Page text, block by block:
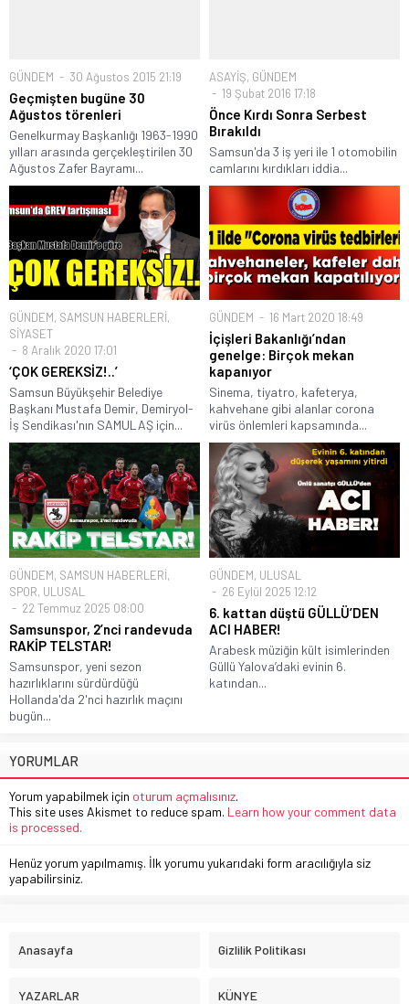
GÜNDEM 30 Ağustos 2015 21:19
Geçmişten bugüne 30
Ağustos törenleri
Genelkurmay Başkanlığı 1963-1990
yılları arasında gerçekleştirilen 30
Ağustos Zafer Bayramı...
ASAYİŞ, GÜNDEM
19 Şubat 2016 17:18
Önce Kırdı Sonra Serbest
Bırakıldı
Samsun'da 3 iş yeri ile 1 otomobilin
camlarını kırdıkları iddia...
GÜNDEM, SAMSUN HABERLERİ,
SİYASET
8 Aralık 2020 17:01
‘ÇOK GEREKSİZ!..’
Samsun Büyükşehir Belediye
Başkanı Mustafa Demir, Demiryol-
İş Sendikası'nın SAMULAŞ için...
GÜNDEM 16 Mart 2020 18:49
İçişleri Bakanlığı’ndan
genelge: Birçok mekan
kapanıyor
Sinema, tiyatro, kafeterya,
kahvehane gibi alanlar corona
virüs önlemleri kapsamında...
GÜNDEM, SAMSUN HABERLERİ,
SPOR, ULUSAL
22 Temmuz 2025 08:00
Samsunspor, 2’nci randevuda
RAKİP TELSTAR!
Samsunspor, yeni sezon
hazırlıklarını sürdürdüğü
Hollanda'da 2'nci hazırlık maçını
bugün...
GÜNDEM, ULUSAL
26 Eylül 2025 12:12
6. kattan düştü GÜLLÜ’DEN
ACI HABER!
Arabesk müziğin kült isimlerinden
Güllü Yalova’daki evinin 6.
katından...
YORUMLAR
Yorum yapabilmek için oturum açmalısınız.
This site uses Akismet to reduce spam. Learn how your comment data
is processed.
Henüz yorum yapılmamış. İlk yorumu yukarıdaki form aracılığıyla siz
yapabilirsiniz.
Anasayfa Gizlilik Politikası
YAZARLAR KÜNYE